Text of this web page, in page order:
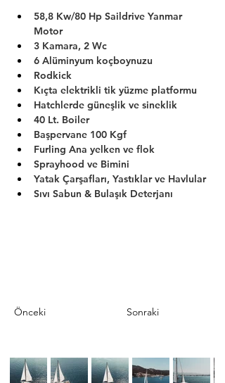
58,8 Kw/80 Hp Saildrive Yanmar
Motor
3 Kamara, 2 Wc
6 Alüminyum koçboynuzu
Rodkick
Kıçta elektrikli tik yüzme platformu
Hatchlerde güneşlik ve sineklik
40 Lt. Boiler
Başpervane 100 Kgf
Furling Ana yelken ve flok
Sprayhood ve Bimini
Yatak Çarşafları, Yastıklar ve Havlular
Sıvı Sabun & Bulaşık Deterjanı
Önceki Sonraki